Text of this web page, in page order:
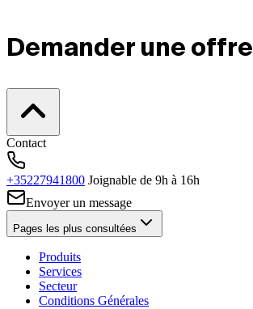
Demander une offre
Contact
+35227941800 Joignable de 9h à 16h
Envoyer un message
Pages les plus consultées
Produits
Services
Secteur
Conditions Générales